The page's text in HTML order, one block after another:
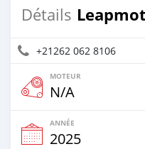
Détails
+21262 062 8106
MOTEUR
N/A
ANNÉE
2025